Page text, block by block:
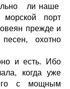
ли наше
порт
прежде и
песен, охотно
и есть. Ибо
когда уже
с мощным